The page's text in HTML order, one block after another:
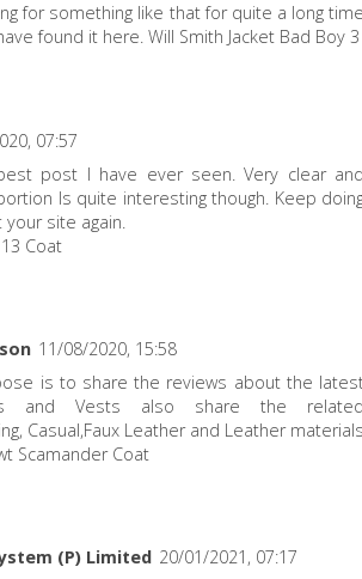
for something like that for quite a long
found it here. Will Smith Jacket Bad Boy 3
07:57
post I have ever seen. Very clear
Is quite interesting though. Keep
site again.
Coat
11/08/2020, 15:58
is to share the reviews about the
and Vests also share the
Casual,Faux Leather and Leather
Scamander Coat
(P) Limited 20/01/2021, 07:17